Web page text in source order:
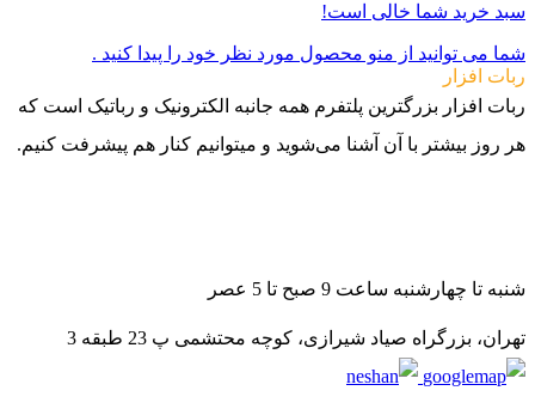
سبد خرید شما خالی است!
شما می توانید از منو محصول مورد نظر خود را پیدا کنید .
ربات افزار
ربات افزار بزرگترین پلتفرم همه جانبه الکترونیک و رباتیک است که
هر روز بیشتر با آن آشنا می‌شوید و میتوانیم کنار هم پیشرفت کنیم.
شنبه تا چهارشنبه ساعت 9 صبح تا 5 عصر
تهران، بزرگراه صیاد شیرازی، کوچه محتشمی پ 23 طبقه 3